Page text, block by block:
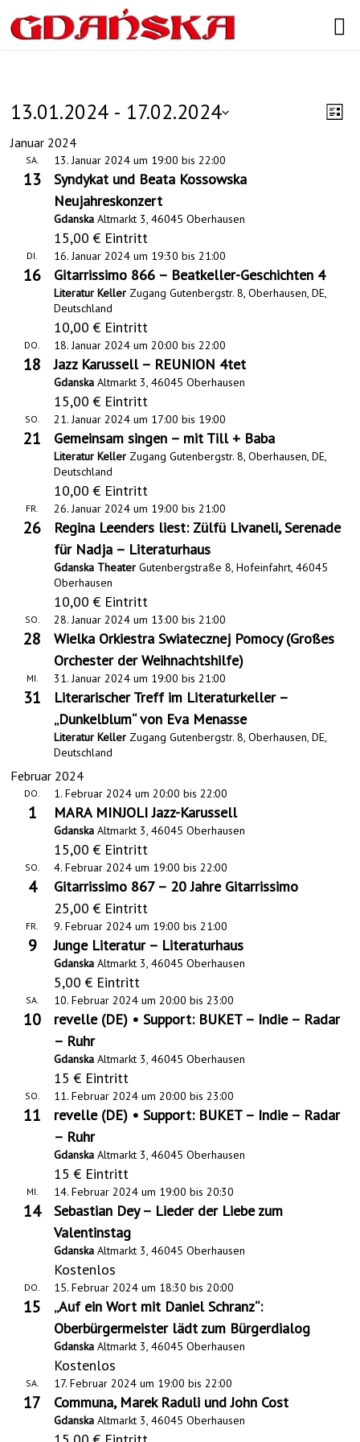
Search
Veranstaltungen
A
t
v
a
t
n
V
i
L
13.01.2024 - 17.02.2024
D
a
Januar 2024
SA.
13
Syndykat und Beata Kossowska
Neujahreskonzert
13. Januar 2024 um 19:00 bis22:00
GdanskaAltmarkt 3, 46045 Oberhausen
15,00 € Eintritt
DI.
16 Gitarrissimo 866 – Beatkeller-Geschichten 4
16. Januar 2024 um 19:30 bis21:00
Literatur Keller Zugang Gutenbergstr. 8, Oberhausen, DE,
Deutschland
10,00 € Eintritt
DO.
18 Jazz Karussell – REUNION 4tet
18. Januar 2024 um 20:00 bis22:00
GdanskaAltmarkt 3, 46045 Oberhausen
15,00 € Eintritt
SO.
21 Gemeinsam singen – mit Till + Baba
21. Januar 2024 um 17:00 bis 19:00
Literatur Keller Zugang Gutenbergstr. 8, Oberhausen, DE,
Deutschland
10,00 € Eintritt
FR.
26
Regina Leenders liest: Zülfü Livaneli, Serenade
für Nadja – Literaturhaus
26. Januar 2024 um 19:00 bis21:00
Gdanska TheaterGutenbergstraße 8, Hofeinfahrt, 46045
Oberhausen
10,00 € Eintritt
SO.
28
Wielka Orkiestra Swiatecznej Pomocy (Großes
Orchester der Weihnachtshilfe)
28. Januar 2024 um 13:00 bis21:00
MI.
31
Literarischer Treff im Literaturkeller –
„Dunkelblum“ von Eva Menasse
31. Januar 2024 um 19:00 bis21:00
Literatur Keller Zugang Gutenbergstr. 8, Oberhausen, DE,
Deutschland
Februar 2024
DO.
1 MARA MINJOLI Jazz-Karussell
1. Februar 2024 um 20:00 bis22:00
GdanskaAltmarkt 3, 46045 Oberhausen
15,00 € Eintritt
SO.
4 Gitarrissimo 867 – 20 Jahre Gitarrissimo
4. Februar 2024 um 19:00 bis22:00
25,00 € Eintritt
FR.
9 Junge Literatur – Literaturhaus
9. Februar 2024 um 19:00 bis21:00
GdanskaAltmarkt 3, 46045 Oberhausen
5,00 € Eintritt
SA.
10
revelle (DE) • Support: BUKET – Indie – Radar
– Ruhr
10. Februar 2024 um 20:00 bis23:00
GdanskaAltmarkt 3, 46045 Oberhausen
15 € Eintritt
SO.
11
revelle (DE) • Support: BUKET – Indie – Radar
– Ruhr
11. Februar 2024 um 20:00 bis23:00
GdanskaAltmarkt 3, 46045 Oberhausen
15 € Eintritt
MI.
14
Sebastian Dey – Lieder der Liebe zum
Valentinstag
14. Februar 2024 um 19:00 bis20:30
GdanskaAltmarkt 3, 46045 Oberhausen
Kostenlos
DO.
15
„Auf ein Wort mit Daniel Schranz“:
Oberbürgermeister lädt zum Bürgerdialog
15. Februar 2024 um 18:30 bis20:00
GdanskaAltmarkt 3, 46045 Oberhausen
Kostenlos
SA.
17 Communa, Marek Raduli und John Cost
17. Februar 2024 um 19:00 bis22:00
GdanskaAltmarkt 3, 46045 Oberhausen